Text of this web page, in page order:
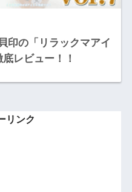
印の「リラックマアイ
レビュー！！
リンク